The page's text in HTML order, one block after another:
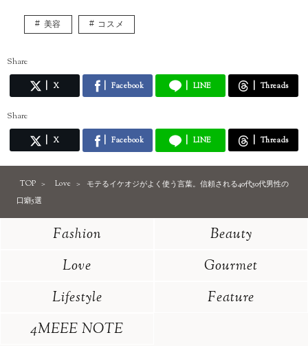
美容 コスメ
Share
X Facebook LINE Threads
Share
X Facebook LINE Threads
TOP Love
モテるイケオジがよく使う言葉。信頼される40代50代男性の
口癖5選
Fashion
Beauty
Love
Gourmet
Lifestyle
Feature
4MEEE NOTE